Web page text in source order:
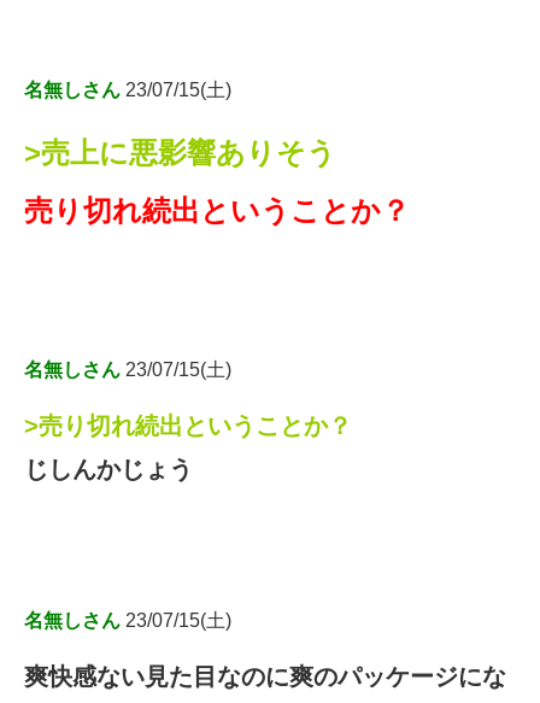
名無しさん 23/07/15(土)
>売上に悪影響ありそう
売り切れ続出ということか？
名無しさん 23/07/15(土)
>売り切れ続出ということか？
じしんかじょう
名無しさん 23/07/15(土)
爽快感ない見た目なのに爽のパッケージにな